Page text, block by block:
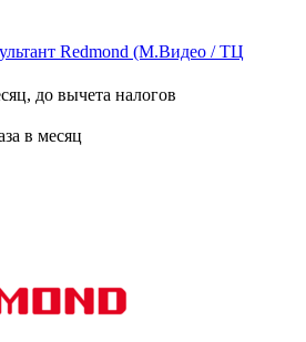
Redmond (М.Видео / ТЦ
до вычета налогов
в месяц